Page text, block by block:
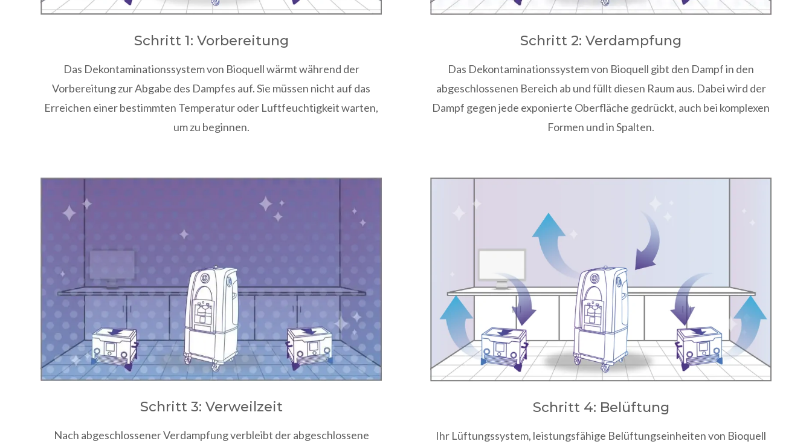
Schritt 1: Vorbereitung
Das Dekontaminationssystem von Bioquell wärmt während der
Vorbereitung zur Abgabe des Dampfes auf. Sie müssen nicht auf das
Erreichen einer bestimmten Temperatur oder Luftfeuchtigkeit warten,
um zu beginnen.
Schritt 2: Verdampfung
Das Dekontaminationssystem von Bioquell gibt den Dampf in den
abgeschlossenen Bereich ab und füllt diesen Raum aus. Dabei wird der
Dampf gegen jede exponierte Oberfläche gedrückt, auch bei komplexen
Formen und in Spalten.
Schritt 3: Verweilzeit
Nach abgeschlossener Verdampfung verbleibt der abgeschlossene
Schritt 4: Belüftung
Ihr Lüftungssystem, leistungsfähige Belüftungseinheiten von Bioquell